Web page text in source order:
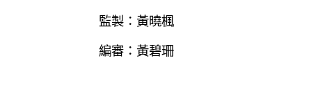
監製：黃曉楓
編審：黃碧珊